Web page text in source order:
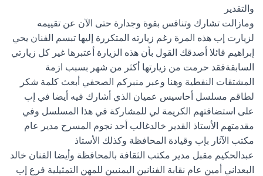
والتقدير
ومازالت تشارك وتنافس بقوة وجدارة حتى الآن عن تقييمه
لزيارت إب هذه المرة رغم زيارته المتكررة إليها تبسم الفنان يحي
إبراهيم قائلا أصدقك القول بأن هذه الزيارة أعتبرها غير كل زيارتي
السابقةفقد حرمت من زيارتها أكثر من شهر بسبب ازمة
المشتقات النفطية وهنا وعبر منبركم الصحفي أبعث كلمة شكر
لطاقم مسلسل أحاسيس عميان الذي أشارك فيه أيضا في إب
على استضافتهم الكريمة لي للمشاركة في هذا المسلسل وفي
مقدمتهم الأستاذ القدير خالدغالب أحد نجوم المسرح مدير عام
مكتب الآثار بإب وقيادة المحافظة وكذلك الأستاذ
عبدالحكيم مقبل مدير مكتب الثقافة بالمحافظة وأيضا الفنان خالد
البعداني أمين عام نقابة الفنانين اليمنيين للمهن التمثيلية فرع إب